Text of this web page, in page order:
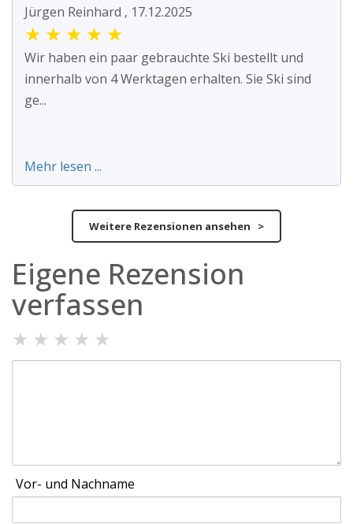
Jürgen Reinhard , 17.12.2025
★ ★ ★ ★ ★
Wir haben ein paar gebrauchte Ski bestellt und
innerhalb von 4 Werktagen erhalten. Sie Ski sind
ge...
Mehr lesen ...
Weitere Rezensionen ansehen >
Eigene Rezension
verfassen
★ ★ ★ ★ ★
Vor- und Nachname